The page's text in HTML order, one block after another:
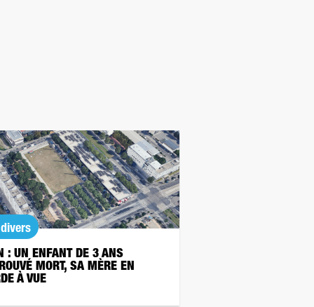
: UN ENFANT DE 3 ANS
MORT, SA MÈRE EN
À VUE